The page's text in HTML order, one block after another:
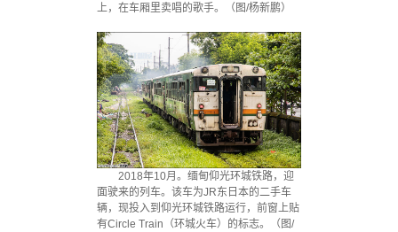
上，在车厢里卖唱的歌手。（图/杨新鹏）
2018年10月。缅甸仰光环城铁路，迎
面驶来的列车。该车为JR东日本的二手车
辆，现投入到仰光环城铁路运行，前窗上贴
有Circle Train（环城火车）的标志。（图/